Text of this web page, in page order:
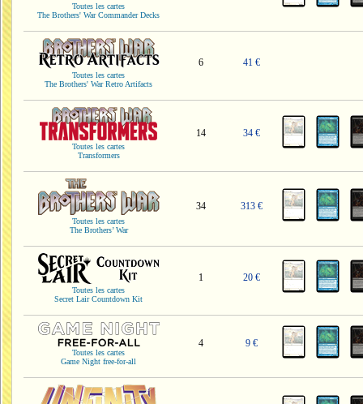
Toutes les cartes
The Brothers' War Commander Decks
Toutes les cartes
The Brothers' War Retro Artifacts
6 41 €
Toutes les cartes
Transformers
14 34 €
Toutes les cartes
The Brothers’ War
34 313 €
Toutes les cartes
Secret Lair Countdown Kit
1 20 €
Toutes les cartes
Game Night free-for-all
4 9 €